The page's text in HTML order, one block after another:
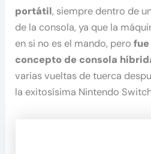
portátil, siempre dentro de
de la consola, ya que la
en si no es el mando, pero
concepto de consola
varias vueltas de tuerca
la exitosísima Nintendo